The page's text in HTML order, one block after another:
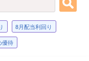
8月配当利回り
優待